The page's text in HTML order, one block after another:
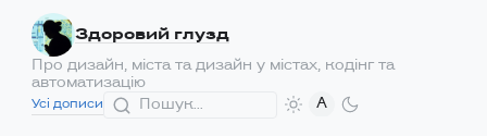
Здоровий глузд
Про дизайн, міста та дизайн у містах, кодінг та
автоматизацію
Усі дописи A